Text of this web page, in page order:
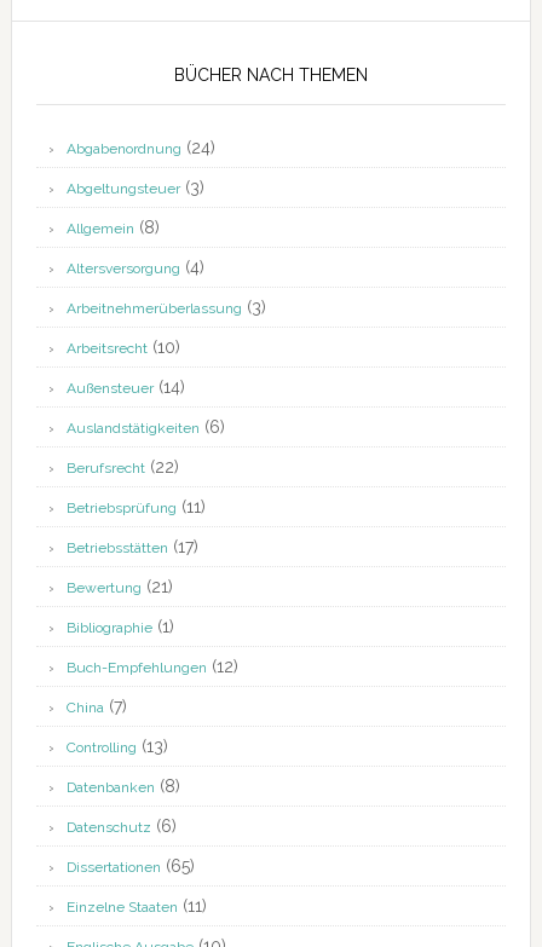
BÜCHER NACH THEMEN
Abgabenordnung (24)
Abgeltungsteuer(3)
Allgemein (8)
Altersversorgung (4)
Arbeitnehmerüberlassung (3)
Arbeitsrecht(10)
Außensteuer(14)
Auslandstätigkeiten (6)
Berufsrecht(22)
Betriebsprüfung (11)
Betriebsstätten (17)
Bewertung (21)
Bibliographie(1)
Buch-Empfehlungen (12)
China(7)
Controlling (13)
Datenbanken (8)
Datenschutz (6)
Dissertationen (65)
Einzelne Staaten (11)